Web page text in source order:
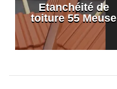
Etanchéité de
toiture 55 Meuse